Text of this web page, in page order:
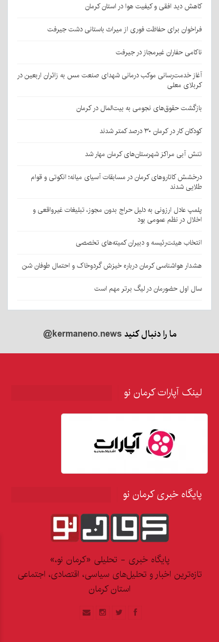
کاهش دید افقی و کیفیت هوا در استان کرمان
فراخوان برای حفاظت فوری از میراث باستانی دشت جیرفت
ناکامی حفاران غیرمجاز در جیرفت
آغاز خدمت‌رسانی موکب درمانی شهدای صنعت مس به زائران اربعین در
کربلای معلی
بازگشت حقوق‌های نجومی به بیت‌المال در کرمان
کودکان کار در کرمان ۳۰ درصد کمتر شدند
تنش آبی مراکز شهرستان‌های کرمان مهار شد
درخشش کاتاروهای کرمان در مسابقات آسیای میانه؛ انکوتی و قوام
طلایی شدند
پلمپ عادل ارزونی به دليل حراج بدون مجوز، تبليغات غیرواقعی و
اخلال در نظم عمومی بود
انتخاب هیئت‌رئیسه و دبیران کمیته‌های تخصصی
هشدار هواشناسی کرمان درباره خیزش گردوخاک و احتمال طوفان شن
سال اول حضورمان در لیگ برتر مهم است
ما را دنبال کنید@kermaneno.news
لینک آپارات کرمان نو
پایگاه خبری کرمان نو
پایگاه خبری - تحلیلی «کرمان نو،»
تازه‌ترین اخبار و تحلیل‌های سیاسی، اقتصادی، اجتماعی
استان کرمان